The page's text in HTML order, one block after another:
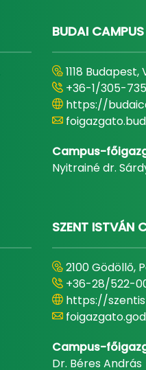
BUDAI CAMPUS
1118
+36-1/305-
https://
Campus-
Nyitrainé dr.
SZENT ISTVÁN
2100 Gödöllő,
+36-28/522-
https://
Campus-
Dr. Béres András